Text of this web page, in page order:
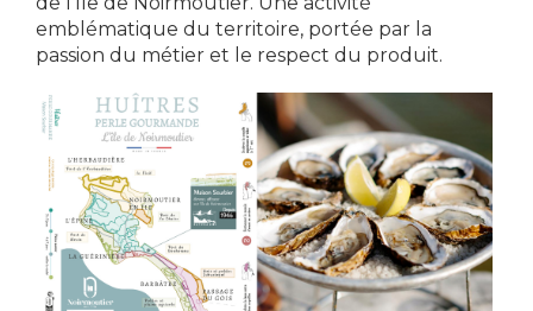
emblématique du territoire, portée par la
passion du métier et le respect du produit.